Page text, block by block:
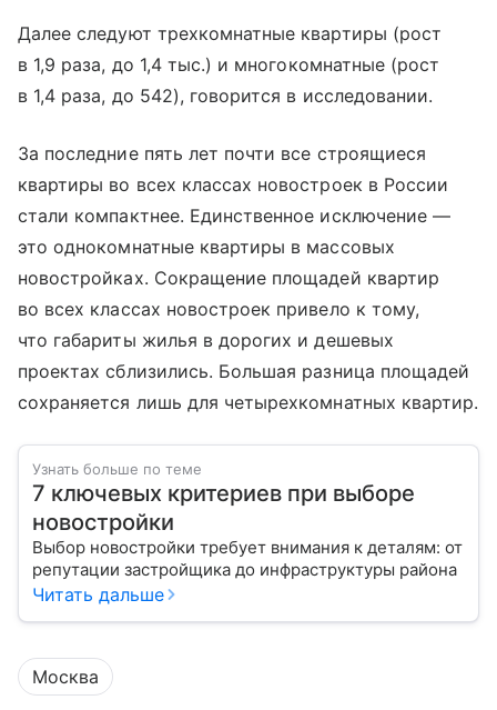
Далее следуют трехкомнатные квартиры (рост
в 1,9 раза, до 1,4 тыс.) и многокомнатные (рост
в 1,4 раза, до 542), говорится в исследовании.
За последние пять лет почти все строящиеся
квартиры во всех классах новостроек в России
стали компактнее. Единственное исключение —
это однокомнатные квартиры в массовых
новостройках. Сокращение площадей квартир
во всех классах новостроек привело к тому,
что габариты жилья в дорогих и дешевых
проектах сблизились. Большая разница площадей
сохраняется лишь для четырехкомнатных квартир.
Узнать больше по теме
7 ключевых критериев при выборе
новостройки
Выбор новостройки требует внимания к деталям: от
репутации застройщика до инфраструктуры района
Читать дальше
Москва